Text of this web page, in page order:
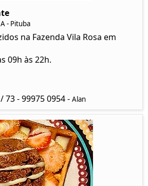
- Pituba
na Fazenda Vila Rosa em
09h às 22h.
73 - 99975 0954 - Alan